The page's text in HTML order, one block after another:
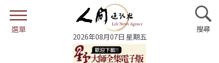
2026年08月07日 星期五